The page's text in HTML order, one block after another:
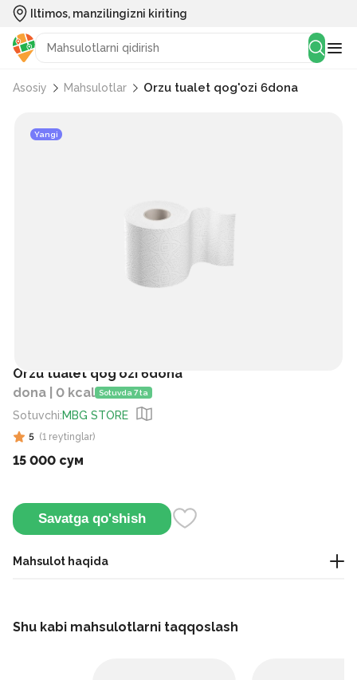
Iltimos, manzilingizni kiriting
Asosiy Mahsulotlar Orzu tualet qog'ozi 6dona
Yangi
Orzu tualet qog'ozi 6dona
dona | 0 kcal Sotuvda 7 ta
Sotuvchi:MBG STORE
5 (1 reytinglar)
15 000 сум
Savatga qo'shish
Mahsulot haqida
Shu kabi mahsulotlarni taqqoslash